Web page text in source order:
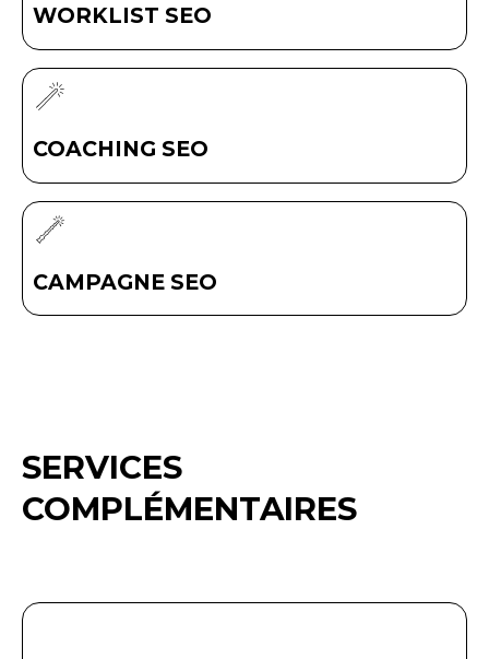
WORKLIST SEO
COACHING SEO
CAMPAGNE SEO
SERVICES
COMPLÉMENTAIRES